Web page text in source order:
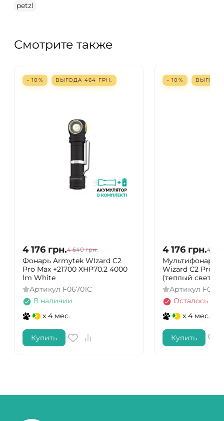
petzl
Смотрите также
- 10% ВЫГОДА 464 ГРН.
4 176 грн.4 640 грн.
Фонарь Armytek WIzard C2
Pro Max +21700 XHP70.2 4000
lm White
Артикул F06701C
В наличии
x 4 мес.
Купить
- 10% ВЫГОДА
4 176 грн.4 640
Мультифонарь
Wizard C2 Pro
(теплый свет)
Артикул
Осталось
x 4 мес.
Купить